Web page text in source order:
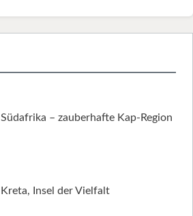
Südafrika – zauberhafte Kap-Region
Kreta, Insel der Vielfalt